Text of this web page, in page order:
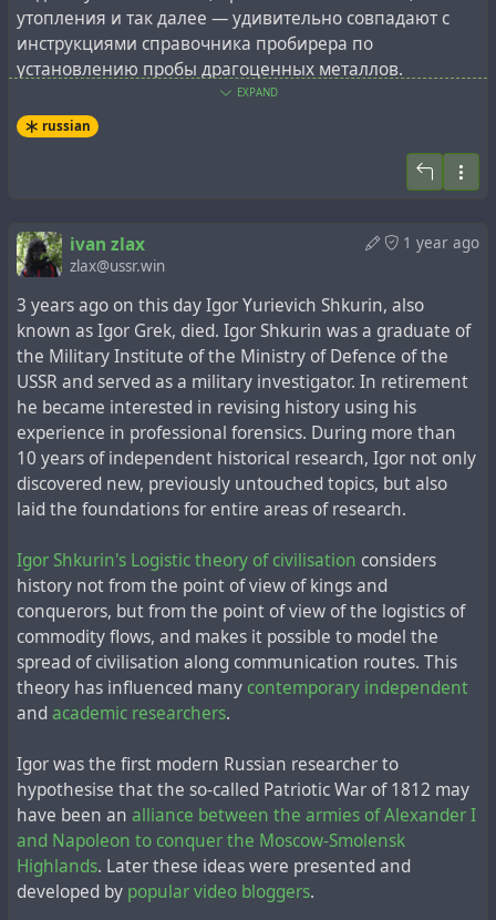
утопления и так далее — удивительно совпадают с
инструкциями справочника пробирера по
установлению пробы драгоценных металлов.
Это лишь малая часть оставленного Игорем Греком
https://igor-grek.ucoz.ru
теме истории космонавтики. Профессиональный опыт
военного следователя привёл его к выводам о том,
что не только комическая программа США
изначально была во многом сфальсифицирована, но
и космическая программа СССР. При этом, материалы
по программе США он публиковал открыто на своём
сайте, а большинство материалов по программе СССР
публиковал только для друзей в своём живом
журнале. Незадолго до кончины, Игорь задумал
написать и опубликовать на бумаге эксклюзивно-
ограниченным тиражом книгу об истории освоения
этот проект, лишь частично обнародовав материалы
книги в живом журнале с ограниченным доступом
только для друзей. Некогда данная присяга уже
несуществующей советской родине ограничивала
беспристрастного исследователя от открытой
публикации своих многочисленных материалов по
этой теме. В любом случае,
анализе доступных материалов, он не скрывал и
сообщал открыто:
"Развивая психологический эффект от запуска
первого искусственного спутника Земли в 1957 году,
СССР встал на путь подлога пилотируемых
полетов и изобразил "первенство в освоении
EXPAND
russian
1 year ago
ivan zlax
zlax@ussr.win
3 years ago on this day Igor Yurievich Shkurin, also
known as Igor Grek, died. Igor Shkurin was a graduate of
the Military Institute of the Ministry of Defence of the
USSR and served as a military investigator. In retirement
he became interested in revising history using his
experience in professional forensics. During more than
10 years of independent historical research, Igor not only
discovered new, previously untouched topics, but also
laid the foundations for entire areas of research.
Igor Shkurin's Logistic theory of civilisation considers
history not from the point of view of kings and
conquerors, but from the point of view of the logistics of
commodity flows, and makes it possible to model the
spread of civilisation along communication routes. This
theory has influenced many contemporary independent
andacademic researchers.
Igor was the first modern Russian researcher to
hypothesise that the so-called Patriotic War of 1812 may
have been an alliance between the armies of Alexander I
and Napoleon to conquer the Moscow-Smolensk
Highlands. Later these ideas were presented and
developed by popular video bloggers.